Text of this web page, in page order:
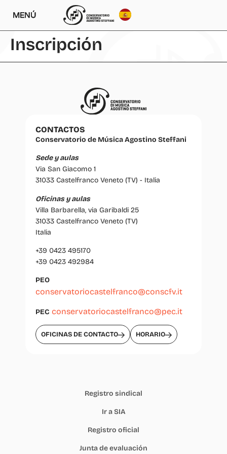
MENÚ
Inscripción
CONTACTOS
Conservatorio de Música Agostino Steffani
Sede y aulas
Via San Giacomo 1
31033 Castelfranco Veneto (TV) - Italia
Oficinas y aulas
Villa Barbarella, via Garibaldi 25
31033 Castelfranco Veneto (TV)
Italia
+39 0423 495170
+39 0423 492984
PEO
conservatoriocastelfranco@conscfv.it
PEC conservatoriocastelfranco@pec.it
OFICINAS DE CONTACTO HORARIO
Registro sindical
Ir a SIA
Registro oficial
Junta de evaluación